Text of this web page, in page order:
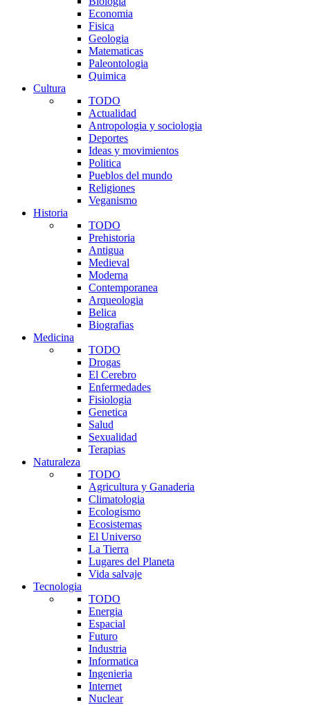
Economia
Fisica
Geologia
Matematicas
Paleontologia
Quimica
Cultura
TODO
Actualidad
Antropologia y sociologia
Deportes
Ideas y movimientos
Politica
Pueblos del mundo
Religiones
Veganismo
Historia
TODO
Prehistoria
Antigua
Medieval
Moderna
Contemporanea
Arqueologia
Belica
Biografias
Medicina
TODO
Drogas
El Cerebro
Enfermedades
Fisiologia
Genetica
Salud
Sexualidad
Terapias
Naturaleza
TODO
Agricultura y Ganaderia
Climatologia
Ecologismo
Ecosistemas
El Universo
La Tierra
Lugares del Planeta
Vida salvaje
Tecnologia
TODO
Energia
Espacial
Futuro
Industria
Informatica
Ingenieria
Internet
Nuclear